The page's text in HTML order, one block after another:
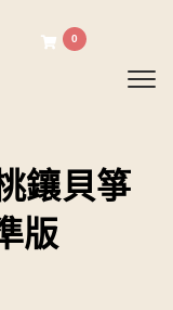
0
鑲貝箏
版